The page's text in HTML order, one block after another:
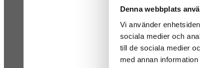
Denna webbplats
Vi använder
sociala medier och
till de sociala medier
med annan